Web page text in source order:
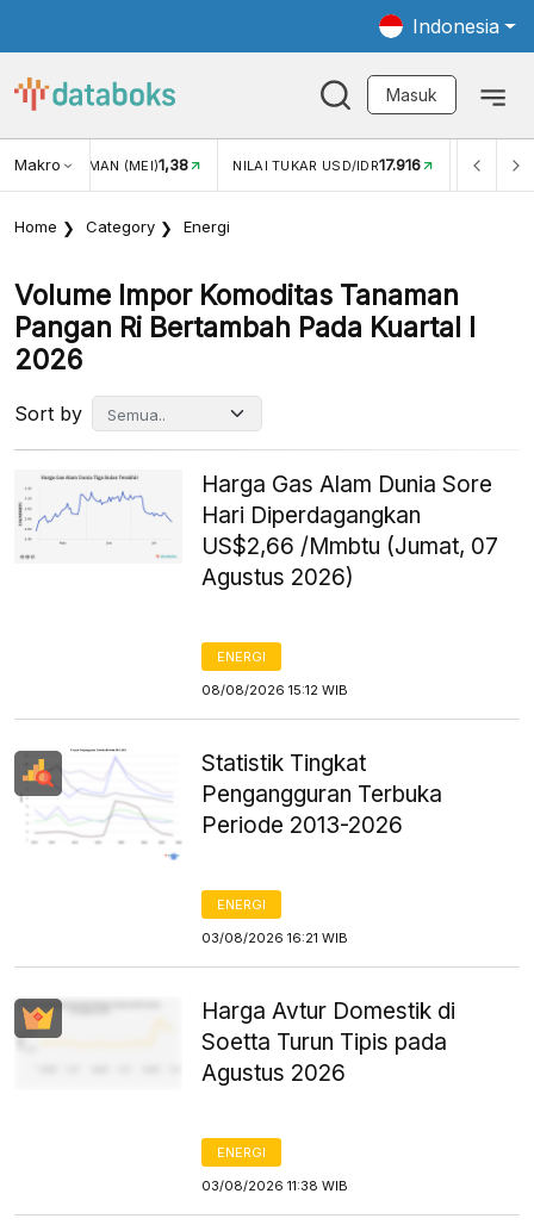
Indonesia
Masuk
Makro
NILAI TUKAR USD/IDR17.916 INFLASI YOY (JUL)2,88% INFLASI
Home Category Energi
Volume Impor Komoditas Tanaman
Pangan Ri Bertambah Pada Kuartal I
2026
Sort by
Harga Gas Alam Dunia Sore
Hari Diperdagangkan
US$2,66 /Mmbtu (Jumat, 07
Agustus 2026)
ENERGI
08/08/2026 15:12 WIB
Statistik Tingkat
Pengangguran Terbuka
Periode 2013-2026
ENERGI
03/08/2026 16:21 WIB
Harga Avtur Domestik di
Soetta Turun Tipis pada
Agustus 2026
ENERGI
03/08/2026 11:38 WIB